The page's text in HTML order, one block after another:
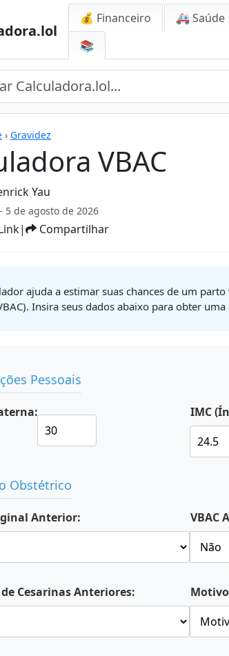
💰 Financeiro 🚑 Saúde
📚
› Gravidez
VBAC
Yau
- 5 de agosto de 2026
| Compartilhar
ajuda a estimar suas chances de um
Insira seus dados abaixo para obter
Pessoais
IMC
Obstétrico
Anterior: VBAC
Cesarinas Anteriores: